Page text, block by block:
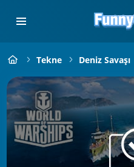
Tekne Deniz Savaşı